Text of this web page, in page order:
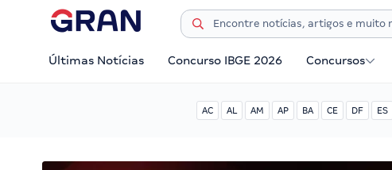
Últimas Notícias Concurso IBGE 2026 Concursos
AC AL AM AP BA CE DF ES